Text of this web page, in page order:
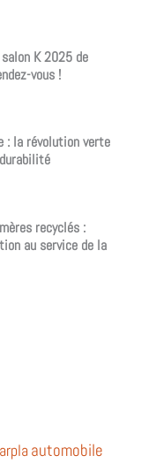
K 2025 de
vous !
: la révolution verte
recyclés :
au service de la
automobile